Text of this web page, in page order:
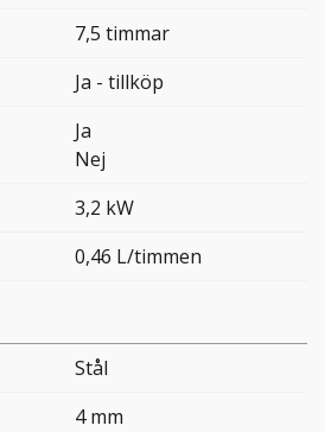
7,5 timmar
Ja - tillköp
Ja
Nej
3,2 kW
0,46 L/timmen
Stål
4 mm